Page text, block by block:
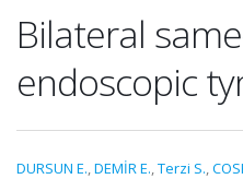
Bilateral
endoscopic
DURSUN E.,DEMİR E.,Terzi S.,